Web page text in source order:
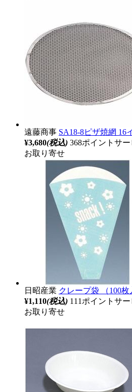
遠藤商事 SA18-8ピザ焼網 16
¥3,680(税込) 368ポイントサー
お取り寄せ
日昭産業 クレープ袋 （100
¥1,110(税込) 111ポイントサー
お取り寄せ